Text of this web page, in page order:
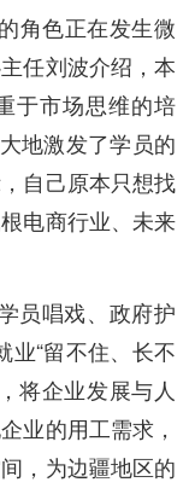
角色正在发生微
任刘波介绍，本
于市场思维的培
地激发了学员的
自己原本只想找
电商行业、未来
员唱戏、政府护
业“留不住、长不
将企业发展与人
业的用工需求，
，为边疆地区的